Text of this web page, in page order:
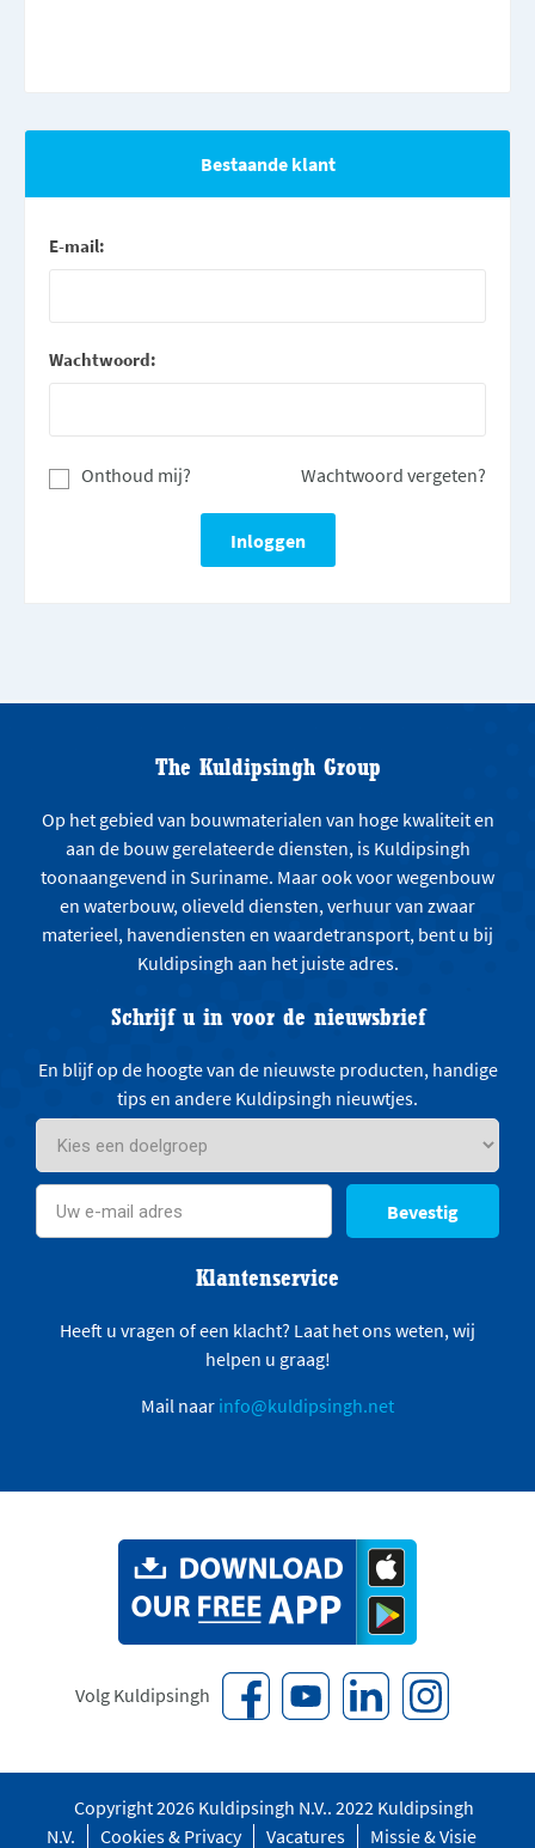
Bestaande klant
E-mail:
Wachtwoord:
Wachtwoord vergeten?
Onthoud mij?
The Kuldipsingh Group
Op het gebied van bouwmaterialen van hoge kwaliteit en
aan de bouw gerelateerde diensten, is Kuldipsingh
toonaangevend in Suriname. Maar ook voor wegenbouw
en waterbouw, olieveld diensten, verhuur van zwaar
materieel, havendiensten en waardetransport, bent u bij
Kuldipsingh aan het juiste adres.
Schrijf u in voor de nieuwsbrief
En blijf op de hoogte van de nieuwste producten, handige
tips en andere Kuldipsingh nieuwtjes.
Bevestig
Klantenservice
Heeft u vragen of een klacht? Laat het ons weten, wij
helpen u graag!
Mail naar info@kuldipsingh.net
Volg Kuldipsingh
Copyright 2026 Kuldipsingh N.V.. 2022 Kuldipsingh
N.V.
Cookies & Privacy Vacatures Missie & Visie